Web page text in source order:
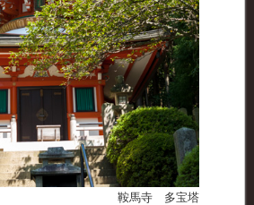
鞍馬寺 多宝塔